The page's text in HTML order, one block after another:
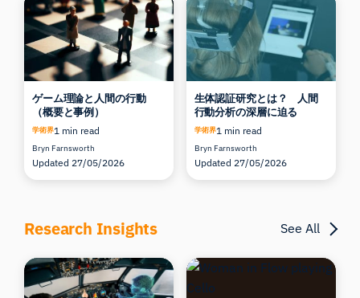
ゲーム理論と人間の行動
（概要と事例）
学術界1 min read
Bryn Farnsworth
Updated 27/05/2026
生体認証研究とは？ 人間
行動分析の深層に迫る
学術界1 min read
Bryn Farnsworth
Updated 27/05/2026
Research Insights See All
iMotionsリサーチアシスタント
ください。
す。